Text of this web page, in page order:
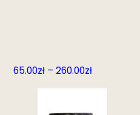
65.00zł – 260.00złZakres
65.00zł